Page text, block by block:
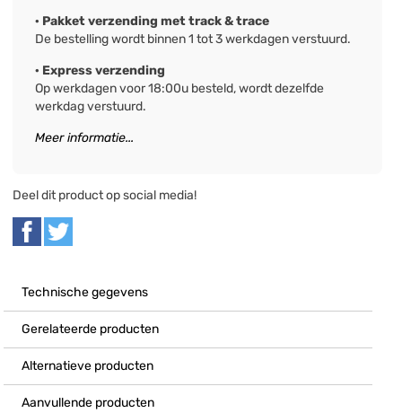
· Pakket verzending met track & trace
De bestelling wordt binnen 1 tot 3 werkdagen verstuurd.
· Express verzending
Op werkdagen voor 18:00u besteld, wordt dezelfde
werkdag verstuurd.
Meer informatie...
Deel dit product op social media!
Technische gegevens
Gerelateerde producten
Alternatieve producten
Aanvullende producten